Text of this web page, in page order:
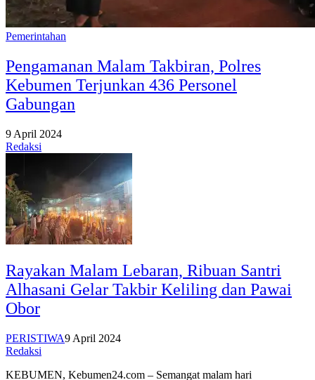
Pemerintahan
Pengamanan Malam Takbiran, Polres
Kebumen Terjunkan 436 Personel
Gabungan
9 April 2024
Redaksi
Rayakan Malam Lebaran, Ribuan Santri
Alhasani Gelar Takbir Keliling dan Pawai
Obor
PERISTIWA9 April 2024
Redaksi
KEBUMEN, Kebumen24.com – Semangat malam hari